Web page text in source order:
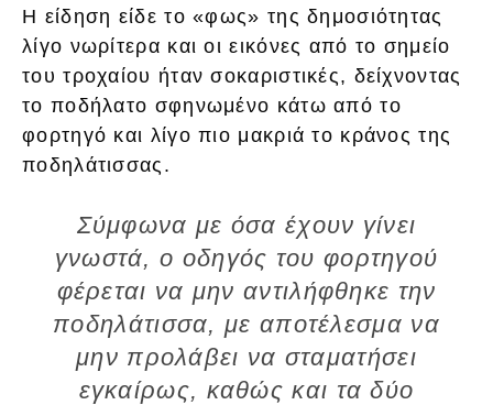
Η είδηση είδε το «φως» της δημοσιότητας
λίγο νωρίτερα και οι εικόνες από το σημείο
του τροχαίου ήταν σοκαριστικές, δείχνοντας
το ποδήλατο σφηνωμένο κάτω από το
φορτηγό και λίγο πιο μακριά το κράνος της
ποδηλάτισσας.
Σύμφωνα με όσα έχουν γίνει
γνωστά, ο οδηγός του φορτηγού
φέρεται να μην αντιλήφθηκε την
ποδηλάτισσα, με αποτέλεσμα να
μην προλάβει να σταματήσει
εγκαίρως, καθώς και τα δύο